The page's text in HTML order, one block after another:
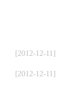
[2012-12-11]
[2012-12-11]